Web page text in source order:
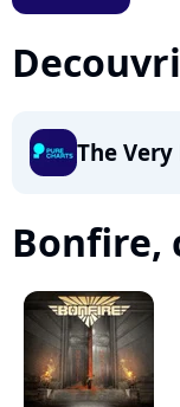
The
Bonfire,